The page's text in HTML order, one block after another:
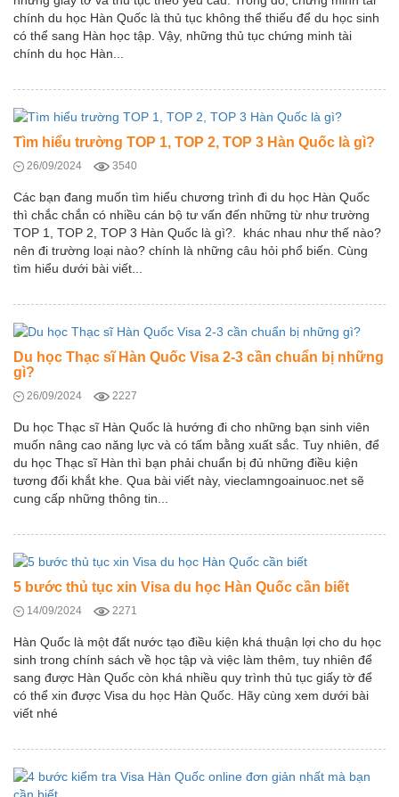
chính du học Hàn Quốc là thủ tục không thể thiếu để du học sinh
có thể sang Hàn học tập. Vậy, những thủ tục chứng minh tài
chính du học Hàn...
Tìm hiểu trường TOP 1, TOP 2, TOP 3 Hàn Quốc là gì?
26/09/2024 3540
Các bạn đang muốn tìm hiểu chương trình đi du học Hàn Quốc
thì chắc chắn có nhiều cán bộ tư vấn đến những từ như trường
TOP 1, TOP 2, TOP 3 Hàn Quốc là gì?. khác nhau như thế nào?
nên đi trường loại nào? chính là những câu hỏi phổ biến. Cùng
tìm hiểu dưới bài viết...
Du học Thạc sĩ Hàn Quốc Visa 2-3 cần chuẩn bị những
gì?
26/09/2024 2227
Du học Thạc sĩ Hàn Quốc là hướng đi cho những bạn sinh viên
muốn nâng cao năng lực và có tấm bằng xuất sắc. Tuy nhiên, để
du học Thạc sĩ Hàn thì bạn phải chuẩn bị đủ những điều kiện
tương đối khắt khe. Qua bài viết này, vieclamngoainuoc.net sẽ
cung cấp những thông tin...
5 bước thủ tục xin Visa du học Hàn Quốc cần biết
14/09/2024 2271
Hàn Quốc là một đất nước tạo điều kiện khá thuận lợi cho du học
sinh trong chính sách về học tập và việc làm thêm, tuy nhiên để
sang được Hàn Quốc còn khá nhiều quy trình thủ tục giấy tờ để
có thể xin được Visa du học Hàn Quốc. Hãy cùng xem dưới bài
viết nhé